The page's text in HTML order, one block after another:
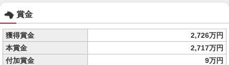
賞金
獲得賞金
2,726万円
本賞金
2,717万円
付加賞金
9万円